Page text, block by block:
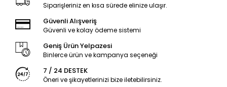
Siparişleriniz en kısa sürede elinize ulaşır.
Güvenli Alışveriş
Güvenli ve kolay ödeme sistemi
Geniş Ürün Yelpazesi
Binlerce ürün ve kampanya seçeneği
7 / 24 DESTEK
Öneri ve şikayetlerinizi bize iletebilirsiniz.